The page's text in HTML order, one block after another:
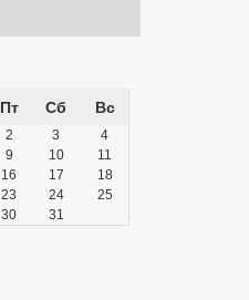
Пт Сб Вс
2 3
4
9 10
11
16 17
18
23 24
25
30 31